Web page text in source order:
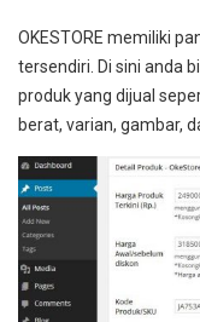
OKESTORE memiliki
tersendiri. Di sini anda
produk yang dijual
berat, varian, gambar,